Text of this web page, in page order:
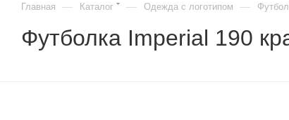
Главная — Каталог — Одежда с логотипом —
Футболка Imperial 190